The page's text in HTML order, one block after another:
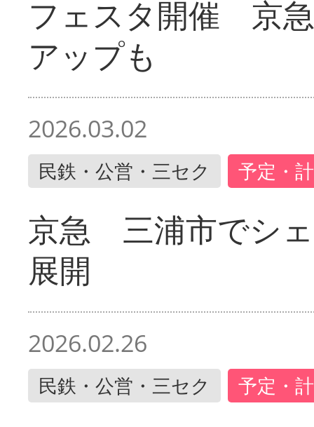
フェスタ開催 京
アップも
2026.03.02
民鉄・公営・三セク 予定・
京急 三浦市でシ
展開
2026.02.26
民鉄・公営・三セク 予定・